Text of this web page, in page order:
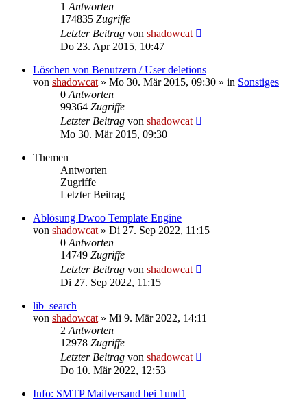
1 Antworten
174835 Zugriffe
Letzter Beitrag von shadowcat
Do 23. Apr 2015, 10:47
Löschen von Benutzern / User deletions
von shadowcat » Mo 30. Mär 2015, 09:30 » in Sonstiges
0 Antworten
99364 Zugriffe
Letzter Beitrag von shadowcat
Mo 30. Mär 2015, 09:30
Themen
Antworten
Zugriffe
Letzter Beitrag
Ablösung Dwoo Template Engine
von shadowcat » Di 27. Sep 2022, 11:15
0 Antworten
14749 Zugriffe
Letzter Beitrag von shadowcat
Di 27. Sep 2022, 11:15
lib_search
von shadowcat » Mi 9. Mär 2022, 14:11
2 Antworten
12978 Zugriffe
Letzter Beitrag von shadowcat
Do 10. Mär 2022, 12:53
Info: SMTP Mailversand bei 1und1